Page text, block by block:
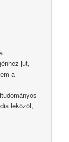
jut,
a
leközöl,